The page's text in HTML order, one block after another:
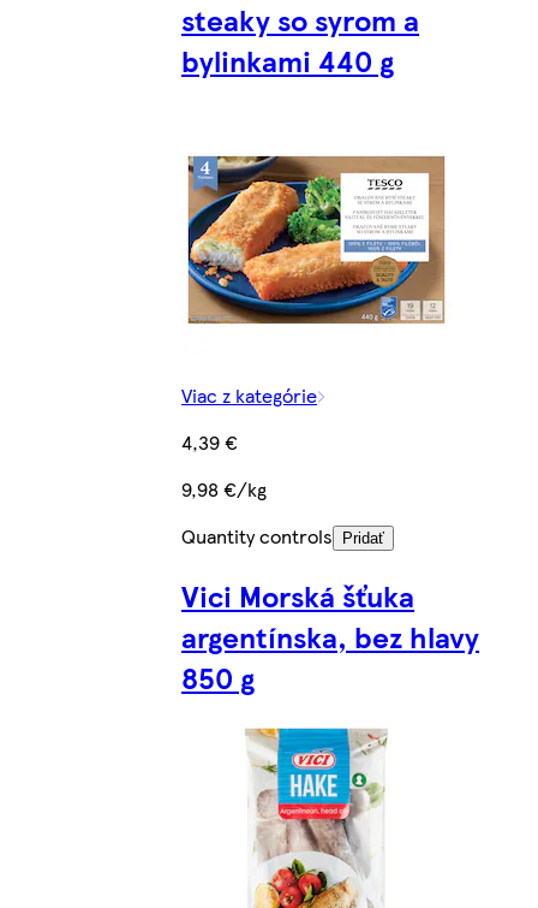
steaky so syrom a
bylinkami 440 g
Viac z kategórie
4,39 €
9,98 €/kg
Quantity controls
Pridať
Vici Morská šťuka
argentínska, bez hlavy
850 g